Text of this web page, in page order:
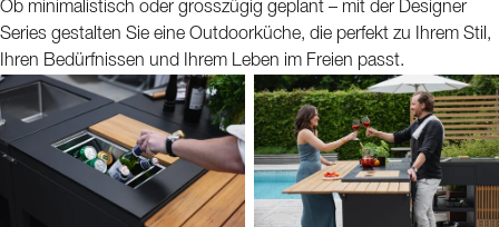
Ob minimalistisch oder grosszügig geplant – mit der Designer
Series gestalten Sie eine Outdoorküche, die perfekt zu Ihrem Stil,
Ihren Bedürfnissen und Ihrem Leben im Freien passt.